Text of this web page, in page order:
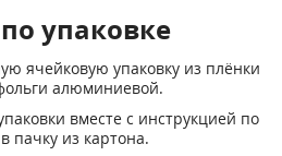
упаковке
ячейковую упаковку из плёнки
алюминиевой.
вместе с инструкцией по
из картона.